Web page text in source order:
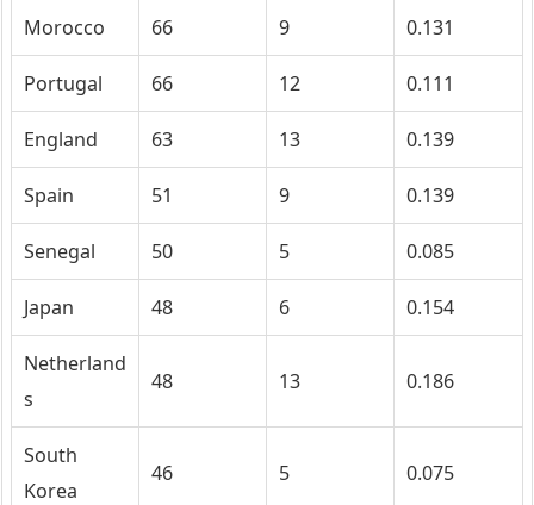
Morocco 66 9 0.131
Portugal 66 12 0.111
England 63 13 0.139
Spain 51 9 0.139
Senegal 50 5 0.085
Japan 48 6 0.154
Netherland
s
48 13 0.186
South
Korea
46 5 0.075